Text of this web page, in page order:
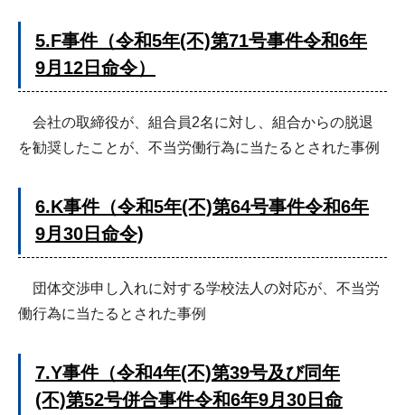
5.F事件（令和5年(不)第71号事件令和6年
9月12日命令）
会社の取締役が、組合員2名に対し、組合からの脱退
を勧奨したことが、不当労働行為に当たるとされた事例
6.K事件（令和5年(不)第64号事件令和6年
9月30日命令)
団体交渉申し入れに対する学校法人の対応が、不当労
働行為に当たるとされた事例
7.Y事件（令和4年(不)第39号及び同年
(不)第52号併合事件令和6年9月30日命